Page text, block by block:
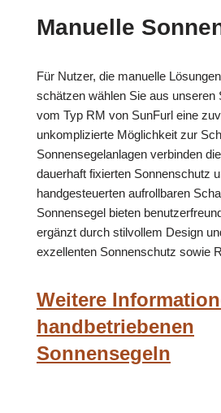
Manuelle
Für Nutzer, die manuelle
schätzen wählen Sie aus unseren
vom Typ RM von SunFurl eine
unkomplizierte Möglichkeit zur
Sonnensegelanlagen verbinden
dauerhaft fixierten Sonnenschutz
handgesteuerten aufrollbaren
Sonnensegel bieten
ergänzt durch stilvollem Design
exzellenten Sonnenschutz sowie
Weitere
handbetriebenen
Sonnensegeln